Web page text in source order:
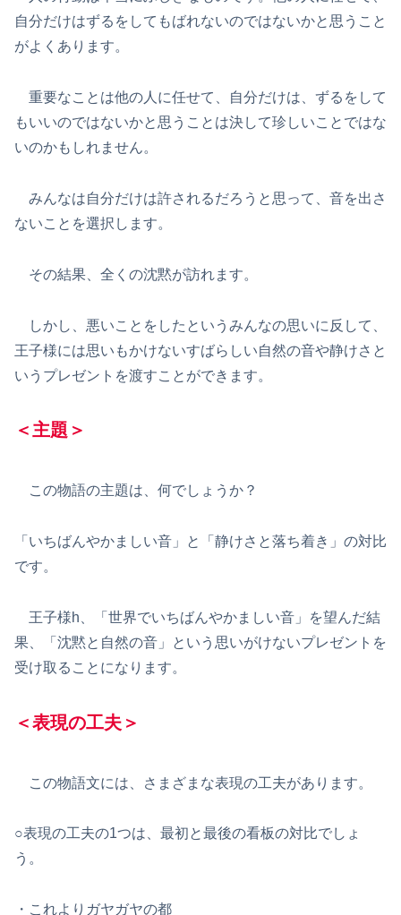
自分だけはずるをしてもばれないのではないかと思うこと
がよくあります。
重要なことは他の人に任せて、自分だけは、ずるをして
もいいのではないかと思うことは決して珍しいことではな
いのかもしれません。
みんなは自分だけは許されるだろうと思って、音を出さ
ないことを選択します。
その結果、全くの沈黙が訪れます。
しかし、悪いことをしたというみんなの思いに反して、
王子様には思いもかけないすばらしい自然の音や静けさと
いうプレゼントを渡すことができます。
＜主題＞
この物語の主題は、何でしょうか？
「いちばんやかましい音」と「静けさと落ち着き」の対比
です。
王子様h、「世界でいちばんやかましい音」を望んだ結
果、「沈黙と自然の音」という思いがけないプレゼントを
受け取ることになります。
＜表現の工夫＞
この物語文には、さまざまな表現の工夫があります。
○表現の工夫の1つは、最初と最後の看板の対比でしょ
う。
・これよりガヤガヤの都